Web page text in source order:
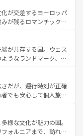
を魅了する。 なお、新着のスペイン情報は コ
麗な宮殿、歴史的な大
自然が、訪れる者を心
食の国としても知ら
ンス、プロヴァンスの
楽しみ方が可能だ。さ
れており、どの街角に
く異なる文化を体験で
ランス情報はコンテンツ一覧
が交差するヨーロッパ
が残るロマンチック街
飽きることがない。ベ
のアルプスの絶景、そ
た風景は必見。ビール
なお、新着の
照してほしい。
が共存する国。ウェス
うなランドマーク、歴
、優雅なアフタヌーン
英国パブ、サッカー観
も豊富。イギリスを旅
だが、運行時刻が正確
でも安心して個人旅行
ならではのユニークな
なく町歩きも満喫する
め物価も高いが、旅行
様な文化が魅力の国。
ォルニアまで、訪れる